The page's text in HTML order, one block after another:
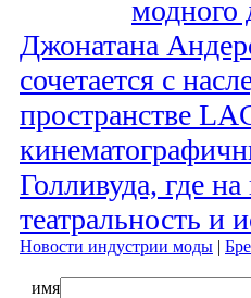
модного
Джонатана
сочетается с
пространстве
Голливуда, где
театральность и
Новости индустрии моды |
имя